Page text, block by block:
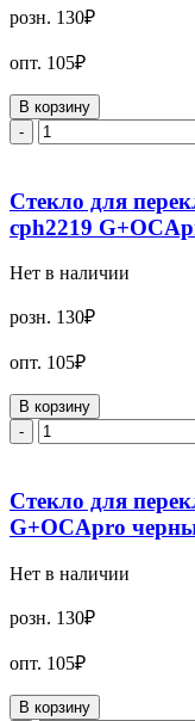
розн. 130₽
опт. 105₽
В корзину
-
Стекло для
cph2219
Нет в наличии
розн. 130₽
опт. 105₽
В корзину
-
Стекло для
G+OCApro
Нет в наличии
розн. 130₽
опт. 105₽
В корзину